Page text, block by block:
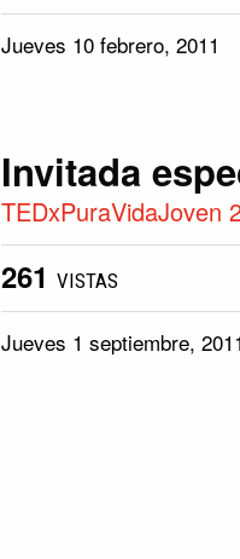
Jueves 10 febrero, 2011
Invitada
TEDxPuraVidaJoven
261 VISTAS
Jueves 1 septiembre, 2011